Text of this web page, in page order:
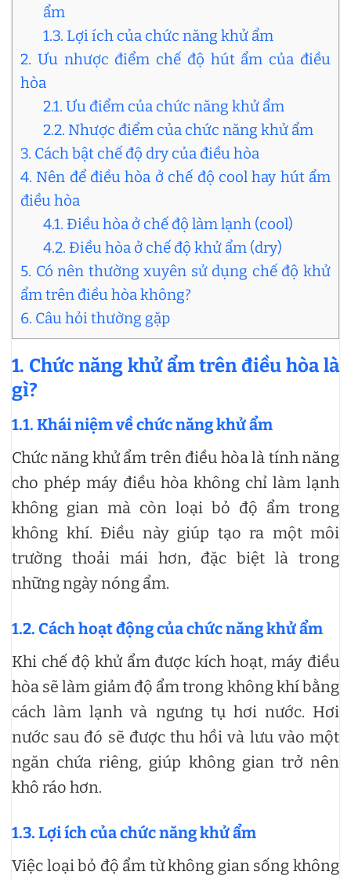
ẩm
1.3. Lợi ích của chức năng khử ẩm
2. Ưu nhược điểm chế độ hút ẩm của điều
hòa
2.1. Ưu điểm của chức năng khử ẩm
2.2. Nhược điểm của chức năng khử ẩm
3. Cách bật chế độ dry của điều hòa
4. Nên để điều hòa ở chế độ cool hay hút ẩm
điều hòa
4.1. Điều hòa ở chế độ làm lạnh (cool)
4.2. Điều hòa ở chế độ khử ẩm (dry)
5. Có nên thường xuyên sử dụng chế độ khử
ẩm trên điều hòa không?
6. Câu hỏi thường gặp
1. Chức năng khử ẩm trên điều hòa là
gì?
1.1. Khái niệm về chức năng khử ẩm
Chức năng khử ẩm trên điều hòa là tính năng
cho phép máy điều hòa không chỉ làm lạnh
không gian mà còn loại bỏ độ ẩm trong
không khí. Điều này giúp tạo ra một môi
trường thoải mái hơn, đặc biệt là trong
những ngày nóng ẩm.
1.2. Cách hoạt động của chức năng khử ẩm
Khi chế độ khử ẩm được kích hoạt, máy điều
hòa sẽ làm giảm độ ẩm trong không khí bằng
cách làm lạnh và ngưng tụ hơi nước. Hơi
nước sau đó sẽ được thu hồi và lưu vào một
ngăn chứa riêng, giúp không gian trở nên
khô ráo hơn.
1.3. Lợi ích của chức năng khử ẩm
Việc loại bỏ độ ẩm từ không gian sống không